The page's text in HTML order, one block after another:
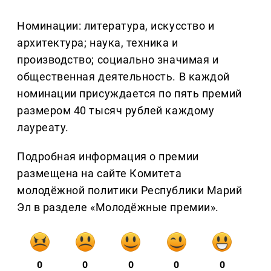
Номинации: литература, искусство и
архитектура; наука, техника и
производство; социально значимая и
общественная деятельность. В каждой
номинации присуждается по пять премий
размером 40 тысяч рублей каждому
лауреату.
Подробная информация о премии
размещена на сайте Комитета
молодёжной политики Республики Марий
Эл в разделе «Молодёжные премии».
0 0 0 0 0